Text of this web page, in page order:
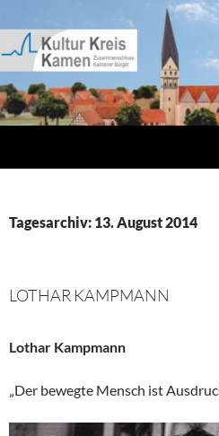
Inhalt
springen
Tagesarchiv: 13. August 2014
LOTHAR KAMPMANN
Lothar Kampmann
„Der bewegte Mensch ist